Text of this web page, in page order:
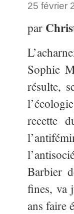
25 février
par
Sophie
résulte,
recette
Barbier
fines, va
ans faire